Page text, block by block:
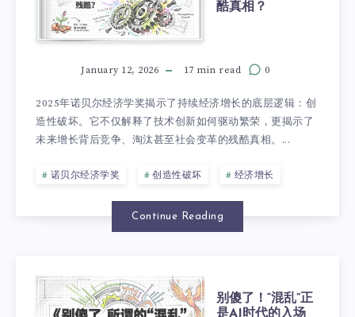
酷真相？
January 12, 2026 17 min read 0
2025年诺贝尔经济学奖揭示了持续经济增长的底层逻辑：创
造性破坏。它不仅解释了技术创新如何驱动繁荣，更揭示了
未来增长背后竞争、淘汰甚至社会变革的残酷真相。...
诺贝尔经济学奖 创造性破坏 经济增长
Continue Reading
别傻了！“混乱”正
是AI时代的入场